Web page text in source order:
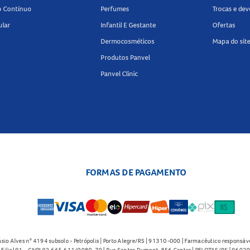
Contínuo
Perfumes
Infantil E Gestante
Dermocosméticos
Produtos Panvel
Panvel Clinic
Trocas e
Ofertas
Mapa do site
FORMAS DE PAGAMENTO
Alves n° 4194 subsolo - Petrópolis | Porto Alegre/RS | 91310-000 | Farmacêutico